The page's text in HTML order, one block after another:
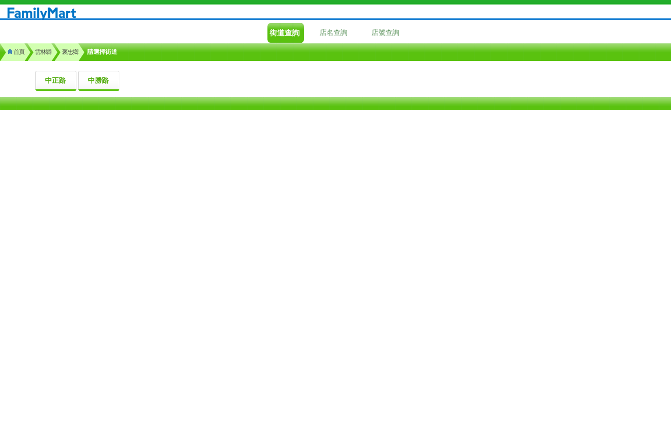
街道查詢 店名查詢 店號查詢
首頁 雲林縣 褒忠鄉 請選擇街道
中正路 中勝路